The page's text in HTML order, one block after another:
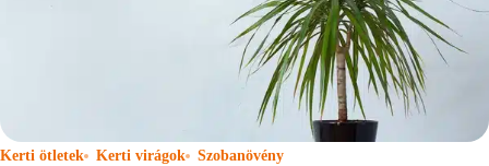
Kerti ötletek Kerti virágok Szobanövény